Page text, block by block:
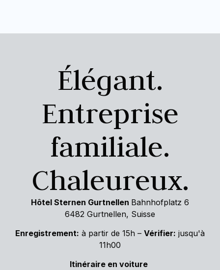
Élégant.
Entreprise
familiale.
Chaleureux.
Hôtel Sternen Gurtnellen Bahnhofplatz 6
6482 Gurtnellen, Suisse
Enregistrement: à partir de 15h – Vérifier: jusqu'à
11h00
Itinéraire en voiture